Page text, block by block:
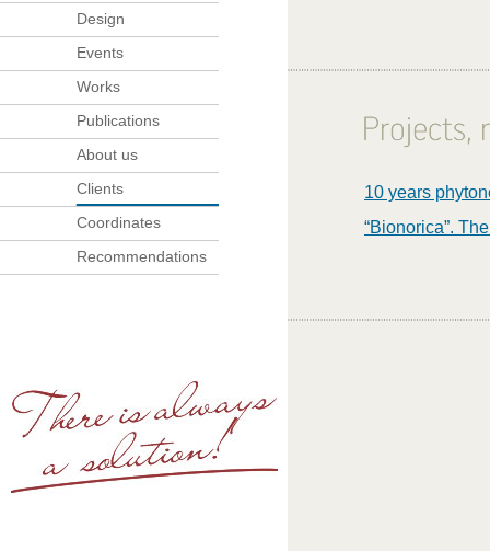
Design
Events
Works
Publications
About us
Clients
Coordinates
Recommendations
10 years
“Bionorica”.